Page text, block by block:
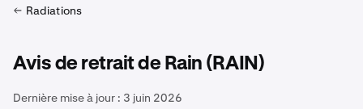
Radiations
Avis de retrait de Rain (RAIN)
Dernière mise à jour : 3 juin 2026